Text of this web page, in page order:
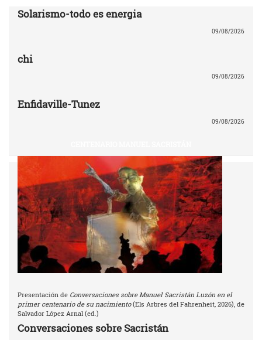
Solarismo-todo es energia
09/08/2026
chi
09/08/2026
Enfidaville-Tunez
09/08/2026
Presentación de Conversaciones sobre Manuel Sacristán Luzón en el
primer centenario de su nacimiento(Els Arbres del Fahrenheit, 2026), de
Salvador López Arnal (ed.)
Conversaciones sobre Sacristán